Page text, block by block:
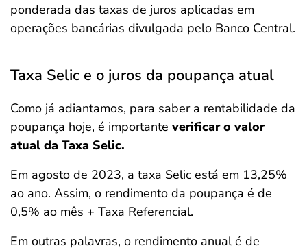
ponderada das taxas de juros aplicadas em
operações bancárias divulgada pelo Banco Central.
Taxa Selic e o juros da poupança atual
Como já adiantamos, para saber a rentabilidade da
poupança hoje, é importante verificar o valor
atual da Taxa Selic.
Em agosto de 2023, a taxa Selic está em 13,25%
ao ano. Assim, o rendimento da poupança é de
0,5% ao mês + Taxa Referencial.
Em outras palavras, o rendimento anual é de